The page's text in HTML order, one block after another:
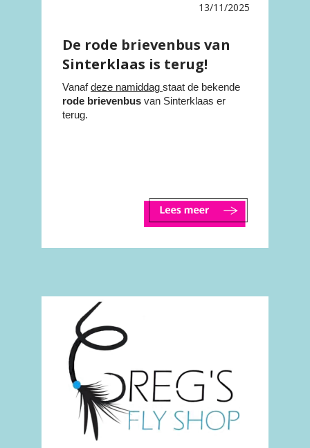
13/11/2025
De rode brievenbus van
Sinterklaas is terug!
Vanafdeze namiddag staat de bekende
rode brievenbus van Sinterklaas er
terug.